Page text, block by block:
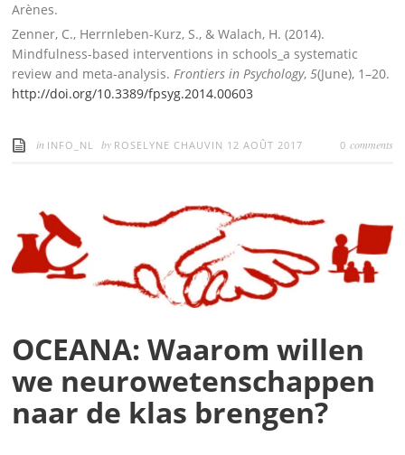
Arènes.
Zenner, C., Herrnleben-Kurz, S., & Walach, H. (2014).
Mindfulness-based interventions in schools_a systematic
review and meta-analysis.Frontiers in Psychology,5(June), 1–20.
http://doi.org/10.3389/fpsyg.2014.00603
in INFO_NL by ROSELYNE CHAUVIN 12 AOÛT 2017 0 comments
OCEANA: Waarom willen
we neurowetenschappen
naar de klas brengen?